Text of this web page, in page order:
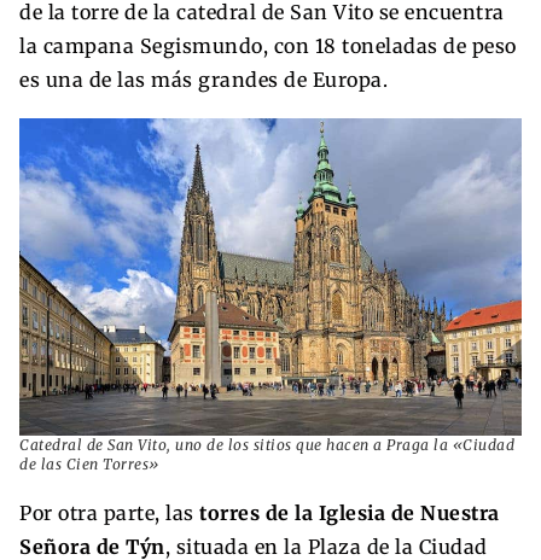
de la torre de la catedral de San Vito se encuentra
la campana Segismundo, con 18 toneladas de peso
es una de las más grandes de Europa.
Catedral de San Vito, uno de los sitios que hacen a Praga la «Ciudad
de las Cien Torres»
Por otra parte, las torres de la Iglesia de Nuestra
Señora de Týn, situada en la Plaza de la Ciudad